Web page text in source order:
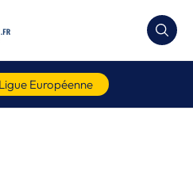
Ligue Européenne